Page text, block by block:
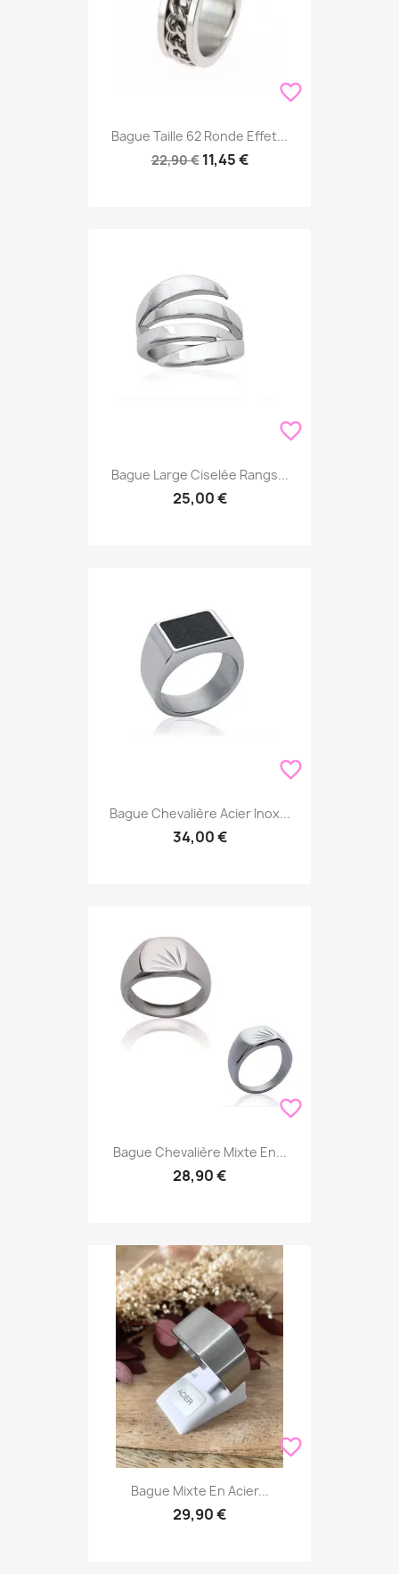
favorite_border
Bague Taille 62 Ronde Effet...
22,90 € 11,45 €
favorite_border
Bague Large Ciselée Rangs...
25,00 €
favorite_border
Bague Chevalière Acier Inox...
34,00 €
favorite_border
Bague Chevalière Mixte En...
28,90 €
favorite_border
Bague Mixte En Acier...
29,90 €